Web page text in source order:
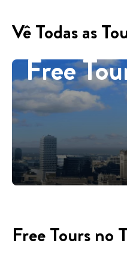
Vê Todas as
Free
Free Tours no